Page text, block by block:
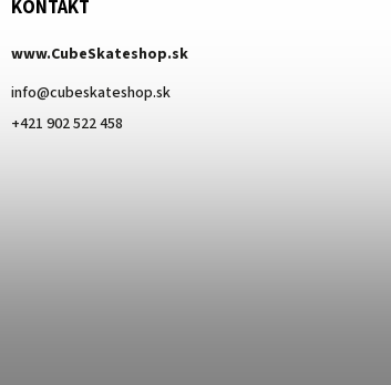
KONTAKT
www.CubeSkateshop.sk
info@cubeskateshop.sk
+421 902 522 458